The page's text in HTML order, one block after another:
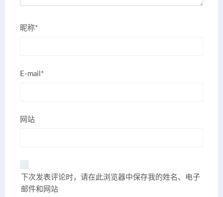
昵称*
E-mail*
网站
下次发表评论时，请在此浏览器中保存我的姓名、电子
邮件和网站